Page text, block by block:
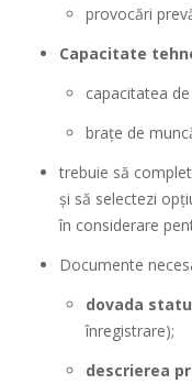
provocări
Capacitate
capacitatea
brațe de
trebuie să
și să selectezi
în considerare
Documente
dovada
înregistrare);
descrierea